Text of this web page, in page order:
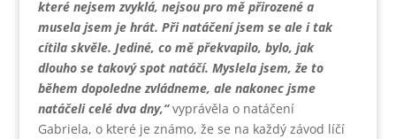
které nejsem zvyklá, nejsou pro mě přirozené a
musela jsem je hrát. Při natáčení jsem se ale i tak
cítila skvěle. Jediné, co mě překvapilo, bylo, jak
dlouho se takový spot natáčí. Myslela jsem, že to
během dopoledne zvládneme, ale nakonec jsme
natáčeli celé dva dny,“vyprávěla o natáčení
Gabriela, o které je známo, že se na každý závod líčí